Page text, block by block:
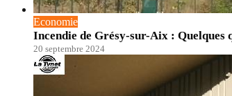
Economie
Incendie de Grésy-sur-Aix : Quelques
20 septembre 2024